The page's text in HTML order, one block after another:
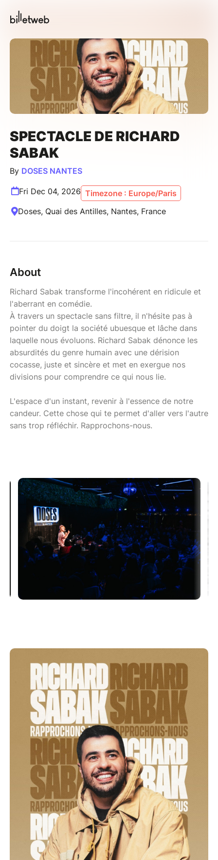
SPECTACLE DE RICHARD
SABAK
By DOSES NANTES
Fri Dec 04, 2026 Timezone : Europe/Paris
Doses, Quai des Antilles, Nantes, France
About
Richard Sabak transforme l'incohérent en ridicule et
l'aberrant en comédie.
À travers un spectacle sans filtre, il n'hésite pas à
pointer du doigt la société ubuesque et lâche dans
laquelle nous évoluons. Richard Sabak dénonce les
absurdités du genre humain avec une dérision
cocasse, juste et sincère et met en exergue nos
divisions pour comprendre ce qui nous lie.
L'espace d'un instant, revenir à l'essence de notre
candeur. Cette chose qui te permet d'aller vers l'autre
sans trop réfléchir. Rapprochons-nous.